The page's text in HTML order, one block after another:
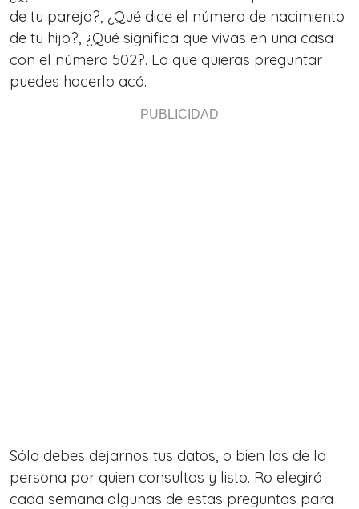
de tu pareja?, ¿Qué dice el número de nacimiento
de tu hijo?, ¿Qué significa que vivas en una casa
con el número 502?. Lo que quieras preguntar
puedes hacerlo acá.
Sólo debes dejarnos tus datos, o bien los de la
persona por quien consultas y listo. Ro elegirá
cada semana algunas de estas preguntas para